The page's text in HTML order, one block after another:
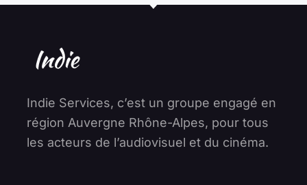
Indie Services, c’est un groupe engagé en
région Auvergne Rhône-Alpes, pour tous
les acteurs de l’audiovisuel et du cinéma.